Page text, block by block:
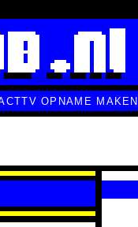
TV OPNAME MAKEN